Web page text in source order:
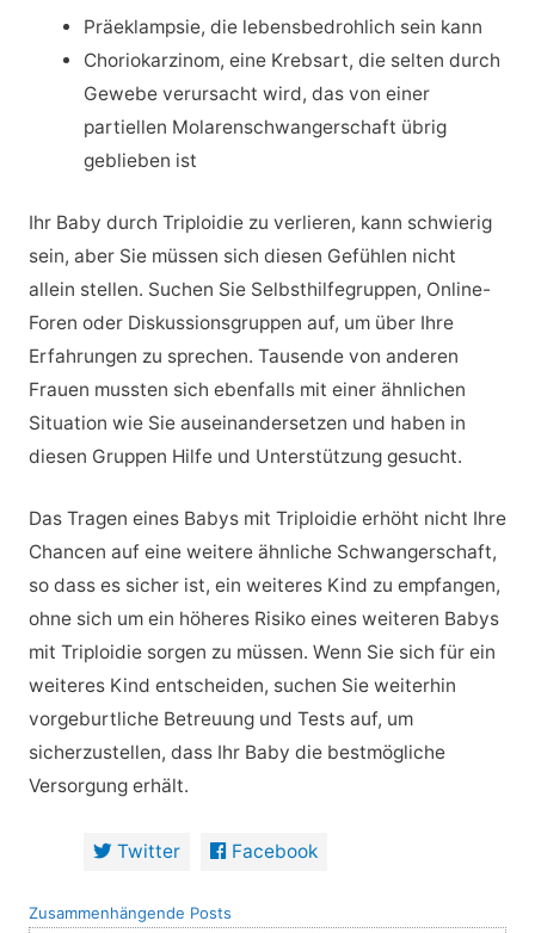
Präeklampsie, die lebensbedrohlich sein kann
Choriokarzinom, eine Krebsart, die selten durch
Gewebe verursacht wird, das von einer
partiellen Molarenschwangerschaft übrig
geblieben ist
Ihr Baby durch Triploidie zu verlieren, kann schwierig
sein, aber Sie müssen sich diesen Gefühlen nicht
allein stellen. Suchen Sie Selbsthilfegruppen, Online-
Foren oder Diskussionsgruppen auf, um über Ihre
Erfahrungen zu sprechen. Tausende von anderen
Frauen mussten sich ebenfalls mit einer ähnlichen
Situation wie Sie auseinandersetzen und haben in
diesen Gruppen Hilfe und Unterstützung gesucht.
Das Tragen eines Babys mit Triploidie erhöht nicht Ihre
Chancen auf eine weitere ähnliche Schwangerschaft,
so dass es sicher ist, ein weiteres Kind zu empfangen,
ohne sich um ein höheres Risiko eines weiteren Babys
mit Triploidie sorgen zu müssen. Wenn Sie sich für ein
weiteres Kind entscheiden, suchen Sie weiterhin
vorgeburtliche Betreuung und Tests auf, um
sicherzustellen, dass Ihr Baby die bestmögliche
Versorgung erhält.
Twitter Facebook
Zusammenhängende Posts